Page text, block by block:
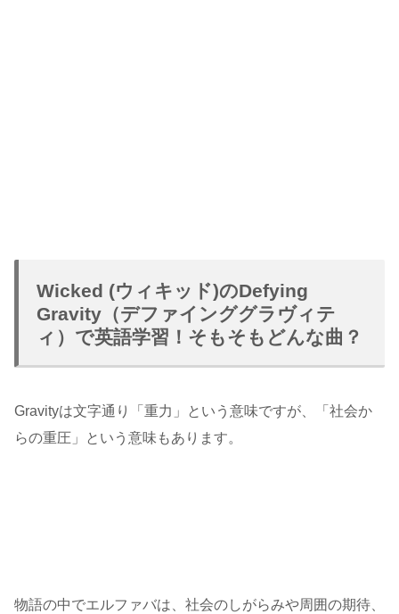
Wicked (ウィキッド)のDefying
Gravity（デファインググラヴィテ
ィ） で英語学習！そもそもどんな曲？
Gravityは文字通り「重力」という意味ですが、「社会か
らの重圧」という意味もあります。
物語の中でエルファバは、社会のしがらみや周囲の期待、